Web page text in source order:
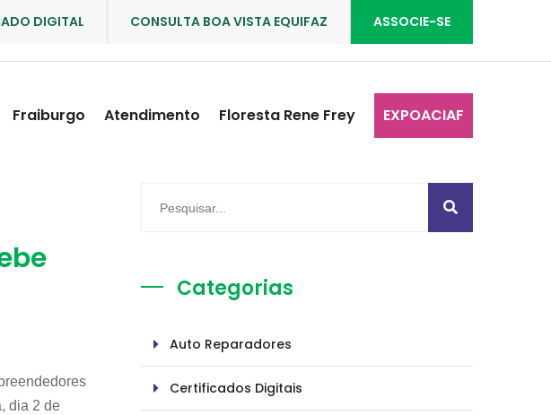
ASSOCIE-SE
CONSULTA BOA VISTA EQUIFAZ
DIGITAL
Fraiburgo Atendimento Floresta Rene Frey EXPOACIAF
dia 2 de
Categorias
Auto Reparadores
Certificados Digitais